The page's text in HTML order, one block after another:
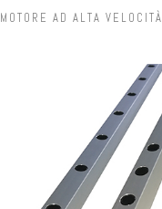
MOTORE AD ALTA VELOCITÀ